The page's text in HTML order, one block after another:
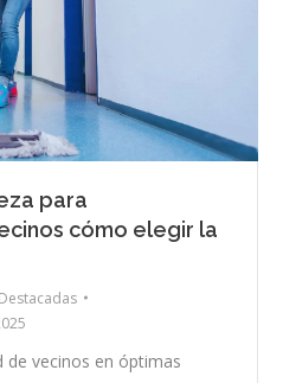
para
cómo elegir la
Destacadas
de vecinos en óptimas